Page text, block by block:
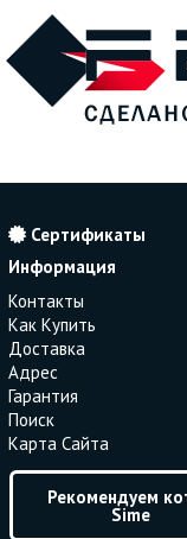
Сертификаты
Информация
Контакты
Как Купить
Доставка
Адрес
Гарантия
Поиск
Карта Сайта
Рекомендуем
Sime